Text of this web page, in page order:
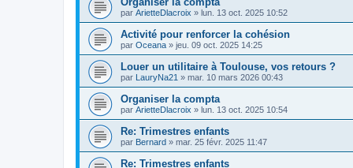
par ArietteDlacroix » lun. 13 oct. 2025 10:52
Activité pour renforcer la cohésion
par Oceana » jeu. 09 oct. 2025 14:25
Louer un utilitaire à Toulouse, vos retours ?
par LauryNa21 » mar. 10 mars 2026 00:43
Organiser la compta
par ArietteDlacroix » lun. 13 oct. 2025 10:54
Re: Trimestres enfants
par Bernard » mar. 25 févr. 2025 11:47
Re: Trimestres enfants